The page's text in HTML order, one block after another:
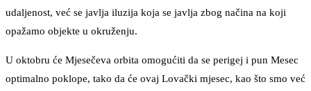
udaljenost, već se javlja iluzija koja se javlja zbog načina na koji
opažamo objekte u okruženju.
U oktobru će Mjesečeva orbita omogućiti da se perigej i pun Mesec
optimalno poklope, tako da će ovaj Lovački mjesec, kao što smo već